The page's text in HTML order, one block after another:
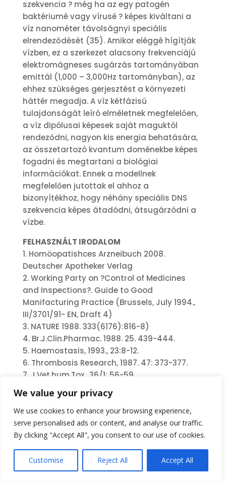
We value your privacy
We use cookies to enhance your browsing experience,
serve personalised ads or content, and analyse our traffic.
By clicking "Accept All", you consent to our use of cookies.
Customise Reject All Accept All
szekvencia ? még ha az egy patogén
baktériumé vagy vírusé ? képes kiváltani a
víz nanométer távolságnyi speciális
elrendeződését (35). Amikor eléggé hígítják
vízben, ez a szerkezet alacsony frekvenciájú
elektromágneses sugárzás tartományában
emittál (1,000 – 3,000Hz tartományban), az
ehhez szükséges gerjesztést a környezeti
háttér megadja. A víz kétfázisú
tulajdonságát leíró elméletnek megfelelően,
a víz dipólusai képesek saját maguktól
rendeződni, nagyon kis energia behatására,
az összetartozó kvantum doménekbe képes
fogadni és megtartani a biológiai
információkat. Ennek a modellnek
megfelelően jutottak el ahhoz a
bizonyítékhoz, hogy néhány speciális DNS
szekvencia képes átadódni, átsugárzódni a
vízbe.
FELHASZNÁLT IRODALOM
1. Homöopatishces Arzneibuch 2008.
Deutscher Apotheker Verlag
2. Working Party on ?Control of Medicines
and Inspections?. Guide to Good
Manifacturing Practice (Brussels, July 1994.,
III/3701/91- EN, Draft 4)
3. NATURE 1988. 333(6176):816-8)
4. Br.J.Clin.Pharmac. 1988. 25. 439-444.
5. Haemostasis, 1993., 23:8-12.
6. Thrombosis Research, 1987. 47: 373-377.
7. J.Vet.hum.Tox., 36/1: 56-59.
8. Int.J. Immunother., 9: 169-180.
9. J.Med.Nucl.Biophy. 1992.. 16, 2:135-145.
10. Weingartner (1992): Homöopatische
Potenze. Springer
11. E.Tyihák: Quaduple immune response of
plants to pathogens: Formaldehyde/ozone
idea and disease resistance, 64th Congress
of LIGA Medicorum Homoeopathica